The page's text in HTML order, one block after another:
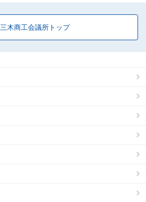
三木商工会議所トップ